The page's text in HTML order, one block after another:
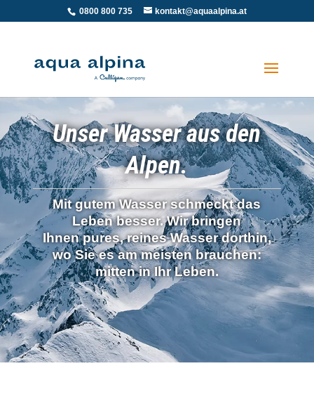
0800 800 735 kontakt@aquaalpina.at
Unser Wasser aus den
Alpen.
Mit gutem Wasser schmeckt das
Leben besser. Wir bringen
Ihnenpures, reines Wasserdorthin,
wo Sie es am meisten brauchen:
mitten in Ihr Leben.